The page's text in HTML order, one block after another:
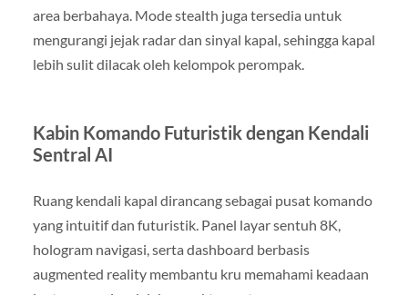
area berbahaya. Mode stealth juga tersedia untuk
mengurangi jejak radar dan sinyal kapal, sehingga kapal
lebih sulit dilacak oleh kelompok perompak.
Kabin Komando Futuristik dengan Kendali
Sentral AI
Ruang kendali kapal dirancang sebagai pusat komando
yang intuitif dan futuristik. Panel layar sentuh 8K,
hologram navigasi, serta dashboard berbasis
augmented reality membantu kru memahami keadaan